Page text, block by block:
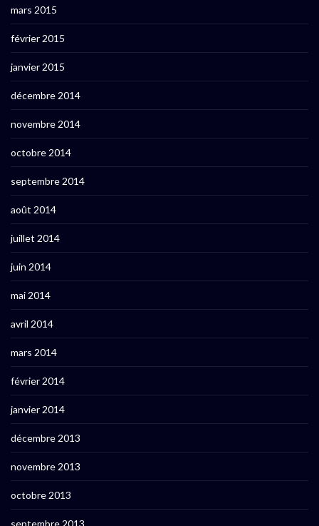
mars 2015
février 2015
janvier 2015
décembre 2014
novembre 2014
octobre 2014
septembre 2014
août 2014
juillet 2014
juin 2014
mai 2014
avril 2014
mars 2014
février 2014
janvier 2014
décembre 2013
novembre 2013
octobre 2013
septembre 2013